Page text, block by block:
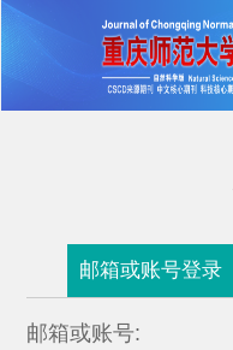
邮箱或账号登录
邮箱或账号: